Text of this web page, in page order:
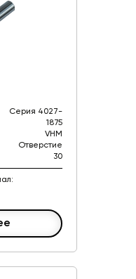
Серия 4027-
1875
VHM
Отверстие
30